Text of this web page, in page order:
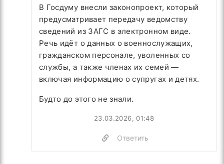
В Госдуму внесли законопроект, который
предусматривает передачу ведомству
сведений из ЗАГС в электронном виде.
Речь идёт о данных о военнослужащих,
гражданском персонале, уволенных со
службы, а также членах их семей —
включая информацию о супругах и детях.
Будто до этого не знали.
23.03.2026, 01:48
Ответить